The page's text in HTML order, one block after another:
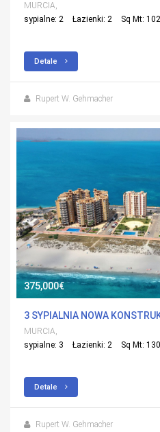
MURCIA,
sypialne: 2
Łazienki: 2 Sq Mt: 102
Detale
Rupert W. Gehmacher
375,000€
MURCIA,
sypialne: 3
Łazienki: 2 Sq Mt: 130
Detale
Rupert W. Gehmacher